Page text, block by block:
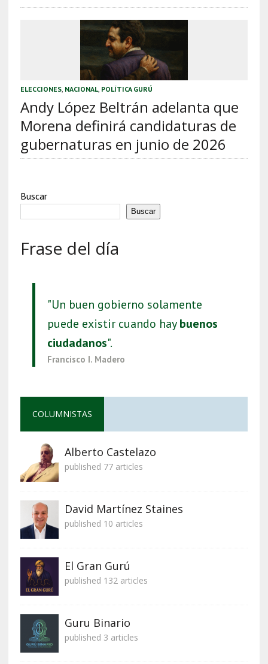
ELECCIONES, NACIONAL, POLÍTICA GURÚ
Andy López Beltrán adelanta que
Morena definirá candidaturas de
gubernaturas en junio de 2026
Buscar
Buscar
Frase del día
"Un buen gobierno solamente
puede existir cuando haybuenos
ciudadanos".
Francisco I. Madero
COLUMNISTAS
Alberto Castelazo
published 77 articles
David Martínez Staines
published 10 articles
El Gran Gurú
published 132 articles
Guru Binario
published 3 articles